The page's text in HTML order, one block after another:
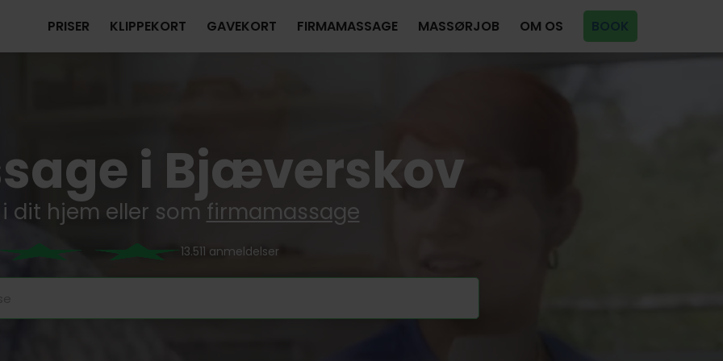
PRISER KLIPPEKORT GAVEKORT FIRMAMASSAGE MASSØRJOB OM OS BOOK
i Bjæverskov
i dit hjem eller som firmamassage
13.511 anmeldelser